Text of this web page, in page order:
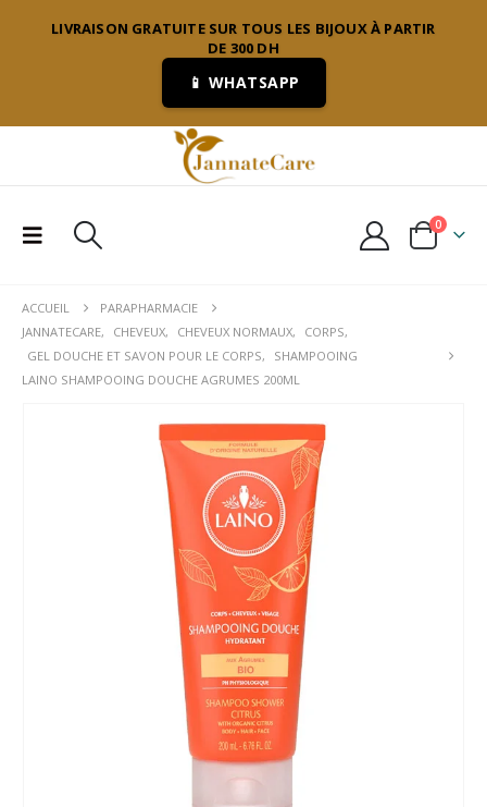
LIVRAISON GRATUITE SUR TOUS LES BIJOUX À PARTIR
DE 300 DH
📱 WHATSAPP
0
ACCUEIL
PARAPHARMACIE
JANNATECARE, CHEVEUX, CHEVEUX NORMAUX, CORPS,
GEL DOUCHE ET SAVON POUR LE CORPS,
SHAMPOOING
LAINO SHAMPOOING DOUCHE AGRUMES 200ML